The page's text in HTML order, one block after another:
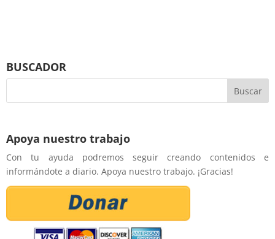
BUSCADOR
Apoya nuestro trabajo
Con tu ayuda podremos seguir creando contenidos e
informándote a diario. Apoya nuestro trabajo. ¡Gracias!